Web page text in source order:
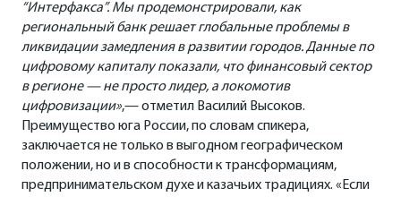
“Интерфакса”. Мы продемонстрировали, как
региональный банк решает глобальные проблемы в
ликвидации замедления в развитии городов. Данные по
цифровому капиталу показали, что финансовый сектор
в регионе — не просто лидер, а локомотив
цифровизации»,— отметил Василий Высоков.
Преимущество юга России, по словам спикера,
заключается не только в выгодном географическом
положении, но и в способности к трансформациям,
предпринимательском духе и казачьих традициях. «Если